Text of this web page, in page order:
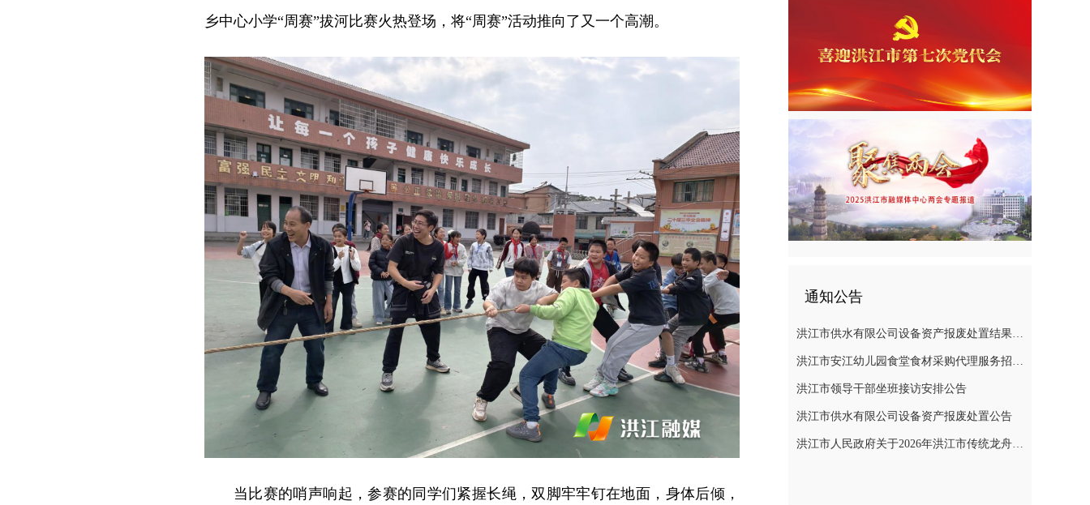
乡中心小学“周赛”拔河比赛火热登场，将“周赛”活动推向了又一个高潮。
当比赛的哨声响起，参赛的同学们紧握长绳，双脚牢牢钉在地面，身体后倾，
通知公告
洪江市供水有限公司设备资产报废处置结果公示
洪江市安江幼儿园食堂食材采购代理服务招标遴选公告
洪江市领导干部坐班接访安排公告
洪江市供水有限公司设备资产报废处置公告
洪江市人民政府关于2026年洪江市传统龙舟赛活动期间临时管制无人机等“低慢小”航空器的通告